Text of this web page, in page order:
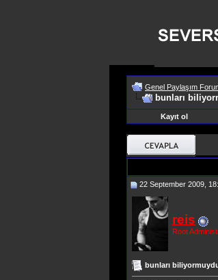
Genel Paylaşım
bunları
Kayıt ol
22 September 2009,
reis
Root
bunları